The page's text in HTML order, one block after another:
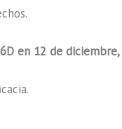
6D en 12 de diciembre,